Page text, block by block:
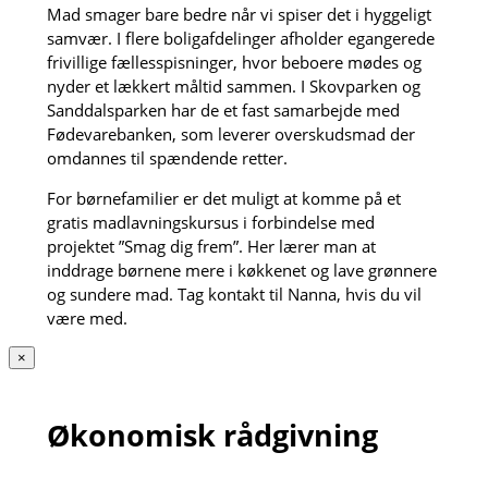
Mad smager bare bedre når vi spiser det i hyggeligt
samvær. I flere boligafdelinger afholder egangerede
frivillige fællesspisninger, hvor beboere mødes og
nyder et lækkert måltid sammen. I Skovparken og
Sanddalsparken har de et fast samarbejde med
Fødevarebanken, som leverer overskudsmad der
omdannes til spændende retter.
For børnefamilier er det muligt at komme på et
gratis madlavningskursus i forbindelse med
projektet ”Smag dig frem”. Her lærer man at
inddrage børnene mere i køkkenet og lave grønnere
og sundere mad. Tag kontakt til Nanna, hvis du vil
være med.
×
Økonomisk rådgivning